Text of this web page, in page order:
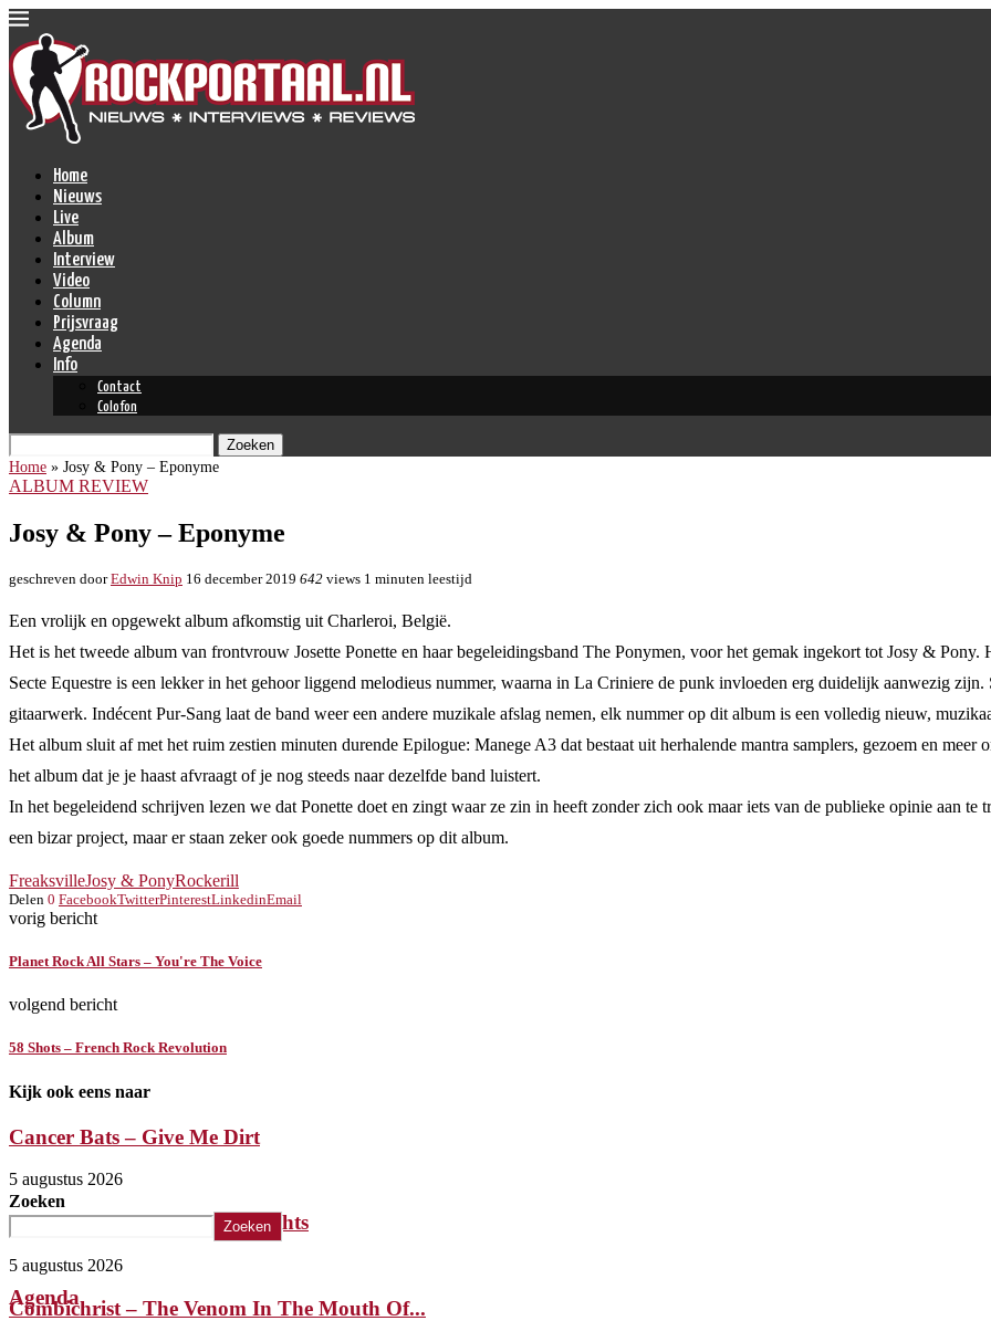
Home
Nieuws
Live
Album
Interview
Video
Column
Prijsvraag
Agenda
Info
Contact
Colofon
Zoeken
Home » Josy & Pony – Eponyme
ALBUM REVIEW
Josy & Pony – Eponyme
geschreven doorEdwin Knip 16 december 2019 642 views 1 minuten leestijd
Een vrolijk en opgewekt album afkomstig uit Charleroi, België.
Het is het tweede album van frontvrouw Josette Ponette en haar begeleidingsband The Ponymen, voor het gemak ingekort tot Josy &
Secte Equestre is een lekker in het gehoor liggend melodieus nummer, waarna in La Criniere de punk invloeden erg duidelijk aanwezig
gitaarwerk. Indécent Pur-Sang laat de band weer een andere muzikale afslag nemen, elk nummer op dit album is een volledig nieuw,
Het album sluit af met het ruim zestien minuten durende Epilogue: Manege A3 dat bestaat uit herhalende mantra samplers, gezoem en
het album dat je je haast afvraagt of je nog steeds naar dezelfde band luistert.
In het begeleidend schrijven lezen we dat Ponette doet en zingt waar ze zin in heeft zonder zich ook maar iets van de publieke opinie aan
een bizar project, maar er staan zeker ook goede nummers op dit album.
FreaksvilleJosy & PonyRockerill
Delen 0 FacebookTwitterPinterestLinkedinEmail
vorig bericht
Planet Rock All Stars – You're The Voice
volgend bericht
58 Shots – French Rock Revolution
Kijk ook eens naar
Cancer Bats – Give Me Dirt
5 augustus 2026
The Iron Roses – Molotov Nights
5 augustus 2026
Combichrist – The Venom In The Mouth Of...
Zoeken
Zoeken
Agenda